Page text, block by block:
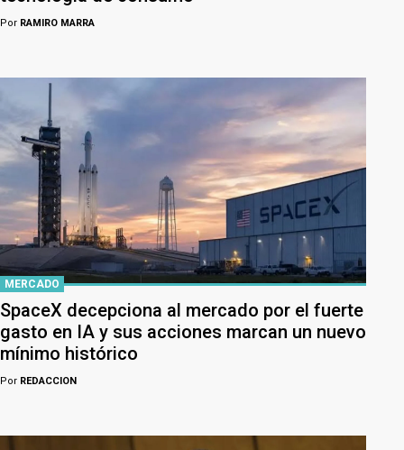
Por RAMIRO MARRA
MERCADO
SpaceX decepciona al mercado por el fuerte
gasto en IA y sus acciones marcan un nuevo
mínimo histórico
Por REDACCION